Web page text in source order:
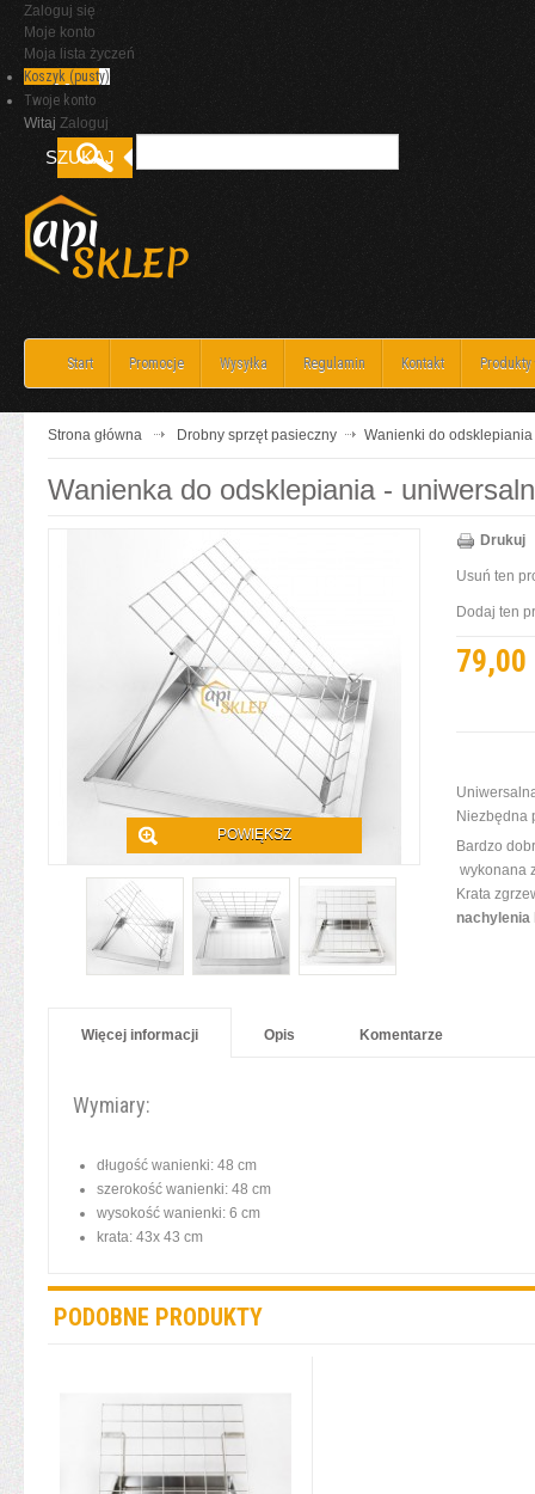
Zaloguj się
Moje konto
Moja lista życzeń
Koszyk (pusty)
Twoje konto
Witaj Zaloguj
Start Promocje Wysyłka Regulamin Kontakt Produkty
Strona główna Drobny sprzęt pasieczny Wanienki do odsklepiania
Wanienka do odsklepiania -
Drukuj
Usuń ten
Dodaj ten
79,00
Niezbędna
Bardzo
wykonana
Krata
POWIĘKSZ
Więcej informacji Opis Komentarze
Wymiary:
długość wanienki: 48 cm
szerokość wanienki: 48 cm
wysokość wanienki: 6 cm
krata: 43x 43 cm
PODOBNE PRODUKTY